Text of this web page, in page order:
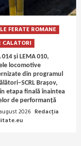
FERATE ROMANE
CALATORI
014 și LEMA 010,
locomotive
din programul
Brașov,
etapa finală înaintea
de performanță
2026 Redacția